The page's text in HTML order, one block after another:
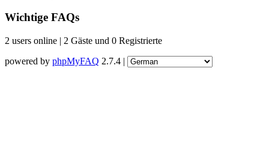
Wichtige FAQs
2 users online | 2 Gäste und 0 Registrierte
powered by phpMyFAQ 2.7.4 |